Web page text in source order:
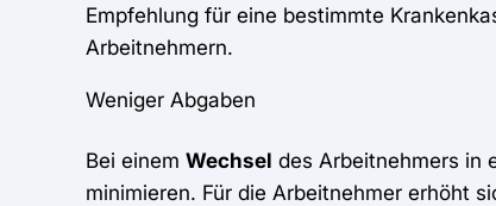
Empfehlung für eine bestimmte
Arbeitnehmern.
Weniger Abgaben
Bei einem Wechsel des Arbeitnehmers in
minimieren. Für die Arbeitnehmer erhöht